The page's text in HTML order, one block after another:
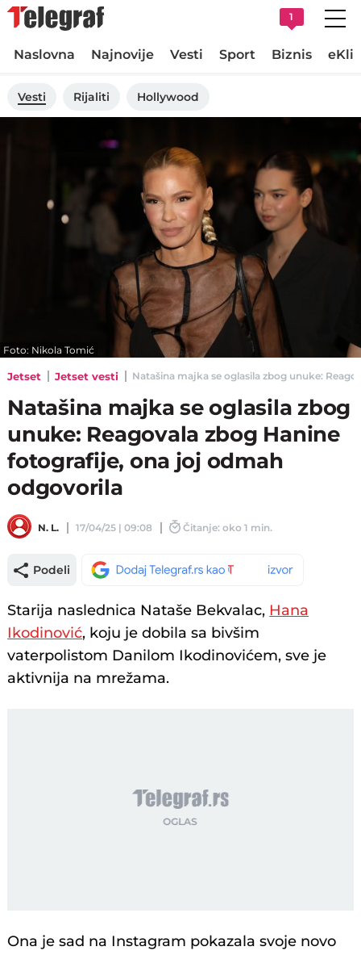
1
Naslovna Najnovije Vesti Sport Biznis
Vesti Rijaliti Hollywood
Foto: Nikola Tomić
Jetset Jetset vesti Natašina majka se oglasila zbog unuke:
Natašina majka se oglasila zbog
unuke: Reagovala zbog Hanine
fotografije, ona joj odmah
odgovorila
N. L. 17/04/25 | 09:08 Čitanje: oko 1 min.
Podeli
Starija naslednica Nataše Bekvalac, Hana
Ikodinović, koju je dobila sa bivšim
vaterpolistom Danilom Ikodinovićem, sve je
aktivnija na mrežama.
Ona je sad na Instagram pokazala svoje novo